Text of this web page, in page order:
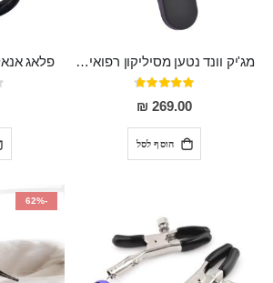
מג'יק וונד נטען מסיליקון רפואי חזק בעל 12 מצבי רטט ו6 מהירויות שונות ROMI
דירוג:
93%
269.00 ₪
הוסף לסל
פלאג
-62%